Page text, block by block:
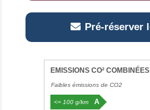
Pré-réserver
EMISSIONS CO² COMBINÉES
Faibles émissions de CO2
<= 100 g/km A